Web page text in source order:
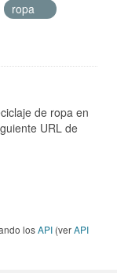
ropa
de ropa en
URL de
losAPI (verAPI